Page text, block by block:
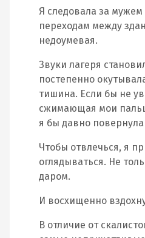
Я следовала за мужем
переходам между
недоумевая.
Звуки лагеря
постепенно
тишина. Если бы не
сжимающая мои
я бы давно повернула
Чтобы отвлечься, я
оглядываться. Не
даром.
И восхищенно
В отличие от